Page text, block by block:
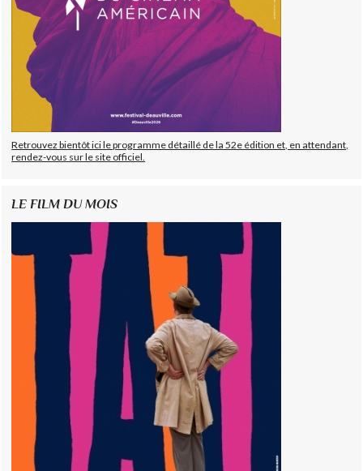
Retrouvez bientôt ici le programme détaillé de la 52e édition et, en attendant,
rendez-vous sur le site officiel.
LE FILM DU MOIS